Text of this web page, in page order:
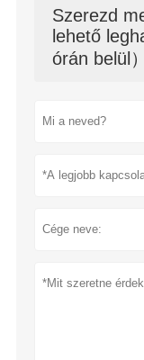
Szerezd
lehető
órán belül）